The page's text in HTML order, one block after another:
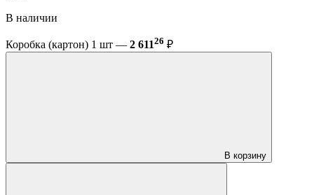
В наличии
Коробка (картон) 1 шт — 2 61126 ₽
В корзину